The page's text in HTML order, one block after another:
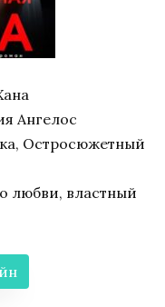
Ангелос
Остросюжетный
любви, властный